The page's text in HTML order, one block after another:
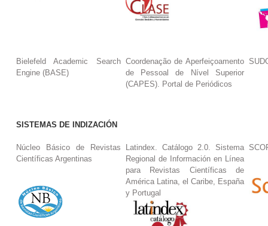
Bielefeld Academic Search
Engine (BASE)
Coordenação de Aperfeiçoamento
de Pessoal de Nível Superior
(CAPES). Portal de Periódicos
SISTEMAS DE INDIZACIÓN
Núcleo Básico de Revistas
Científicas Argentinas
Latindex. Catálogo 2.0. Sistema
Regional de Información en Línea
para Revistas Científicas de
América Latina, el Caribe, España
y Portugal